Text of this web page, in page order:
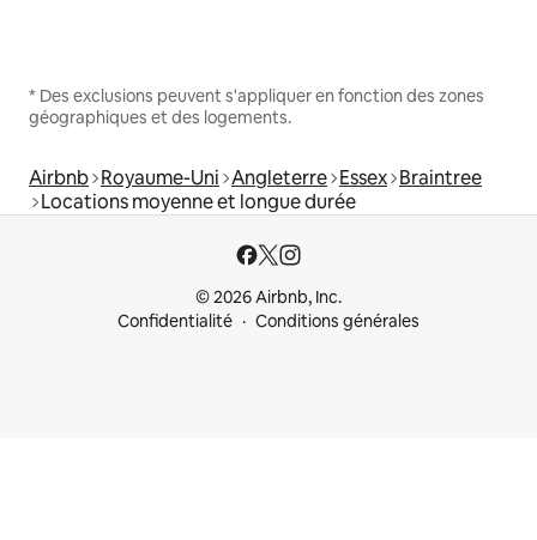
* Des exclusions peuvent s'appliquer en fonction des zones
géographiques et des logements.
Airbnb Royaume-Uni Angleterre Essex Braintree
Locations moyenne et longue durée
© 2026 Airbnb, Inc.
Confidentialité
Conditions générales